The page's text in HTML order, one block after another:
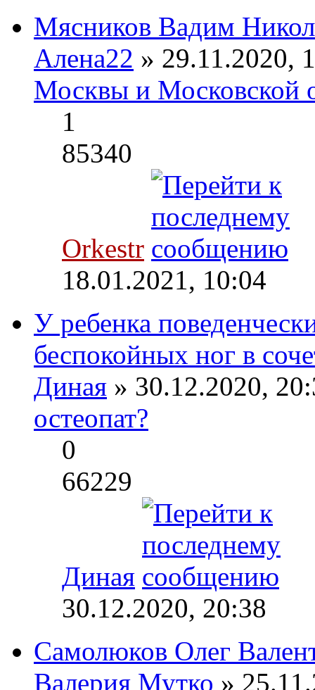
Мясников Вадим
Алена22 » 29.11.2020,
Москвы и Московской
1
85340
Orkestr
18.01.2021, 10:04
У ребенка
беспокойных ног в
Диная » 30.12.2020,
остеопат?
0
66229
Диная
30.12.2020, 20:38
Самолюков Олег
Валерия Мутко »